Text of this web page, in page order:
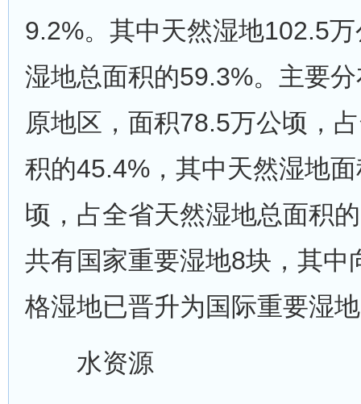
9.2%。其中天然湿地102.5
湿地总面积的59.3%。主要
原地区，面积78.5万公顷，
积的45.4%，其中天然湿地
顷，占全省天然湿地总面积
共有国家重要湿地8块，其中
格湿地已晋升为国际重要湿
水资源